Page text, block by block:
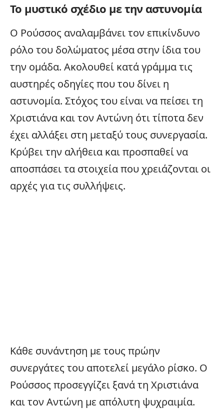
Το μυστικό σχέδιο με την αστυνομία
Ο Ρούσσος αναλαμβάνει τον επικίνδυνο
ρόλο του δολώματος μέσα στην ίδια του
την ομάδα. Ακολουθεί κατά γράμμα τις
αυστηρές οδηγίες που του δίνει η
αστυνομία. Στόχος του είναι να πείσει τη
Χριστιάνα και τον Αντώνη ότι τίποτα δεν
έχει αλλάξει στη μεταξύ τους συνεργασία.
Κρύβει την αλήθεια και προσπαθεί να
αποσπάσει τα στοιχεία που χρειάζονται οι
αρχές για τις συλλήψεις.
Κάθε συνάντηση με τους πρώην
συνεργάτες του αποτελεί μεγάλο ρίσκο. Ο
Ρούσσος προσεγγίζει ξανά τη Χριστιάνα
και τον Αντώνη με απόλυτη ψυχραιμία.